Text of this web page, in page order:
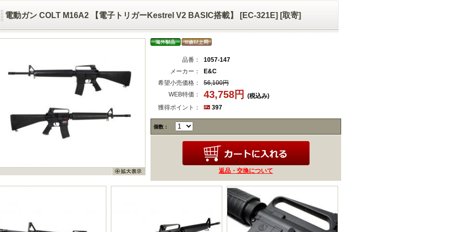
電動ガン COLT M16A2 【電子トリガーKestrel V2 BASIC搭載】 [EC-321E] [取寄]
品番：
1057-147
メーカー：
E&C
希望小売価格：
56,100円
WEB特価：
43,758円
(税込み)
獲得ポイント：
397
個数：
返品・交換について